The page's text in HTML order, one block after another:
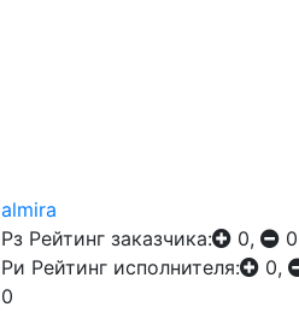
almira
Рз Рейтинг заказчика: 0,
0
Ри Рейтинг исполнителя:
0,
0